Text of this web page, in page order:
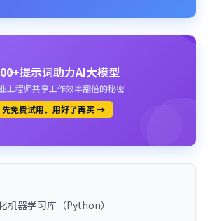
提示词助力AI大模型
工程师共享工作效率翻倍的秘密
先免费试用、用好了再买 →
机器学习库（Python）